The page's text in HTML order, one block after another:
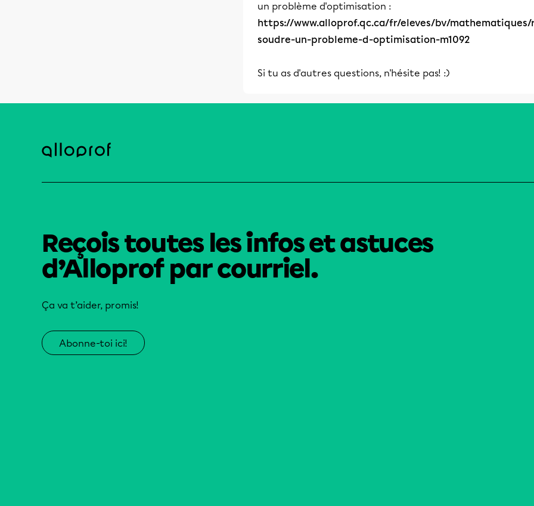
un problème d'optimisation :
https://www.alloprof.qc.ca/fr/eleves/bv/mathematiques/
soudre-un-probleme-d-optimisation-m1092
Si tu as d'autres questions, n'hésite pas! :)
Reçois toutes les infos et astuces
d’Alloprof par courriel.
Ça va t’aider, promis!
Abonne-toi ici!